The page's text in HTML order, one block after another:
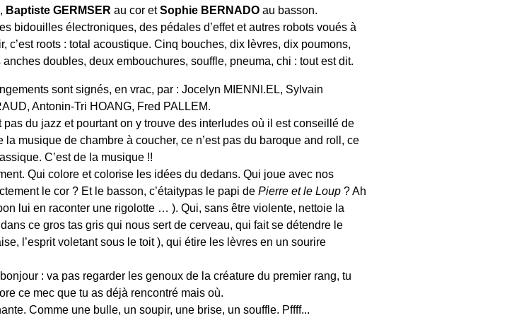
Baptiste GERMSER au cor etSophie BERNADO au basson.
bidouilles électroniques, des pédales d’effet et autres robots voués à
c’est roots : total acoustique. Cinq bouches, dix lèvres, dix poumons,
doubles, deux embouchures, souffle, pneuma, chi : tout est dit.
sont signés, en vrac, par : Jocelyn MIENNI.EL, Sylvain
Antonin-Tri HOANG, Fred PALLEM.
pas du jazz et pourtant on y trouve des interludes où il est conseillé de
la musique de chambre à coucher, ce n’est pas du baroque and roll, ce
C’est de la musique !!
Qui colore et colorise les idées du dedans. Qui joue avec nos
le cor ? Et le basson, c’étaitypas le papi dePierre et le Loup ? Ah
lui en raconter une rigolotte … ). Qui, sans être violente, nettoie la
ce gros tas gris qui nous sert de cerveau, qui fait se détendre le
l’esprit voletant sous le toit ), qui étire les lèvres en un sourire
: va pas regarder les genoux de la créature du premier rang, tu
ce mec que tu as déjà rencontré mais où.
Comme une bulle, un soupir, une brise, un souffle. Pffff...